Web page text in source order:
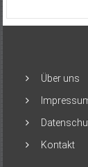
Über uns
Kontakt